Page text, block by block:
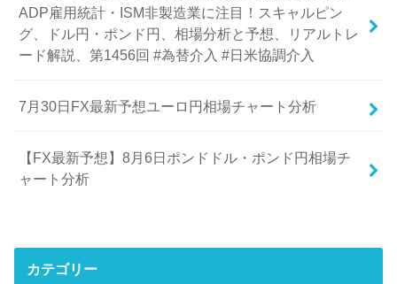
ADP雇用統計・ISM非製造業に注目！スキャルピン
グ、ドル円・ポンド円、相場分析と予想、リアルトレ
ード解説、第1456回 #為替介入 #日米協調介入
7月30日FX最新予想ユーロ円相場チャート分析
【FX最新予想】8月6日ポンドドル・ポンド円相場チ
ャート分析
カテゴリー